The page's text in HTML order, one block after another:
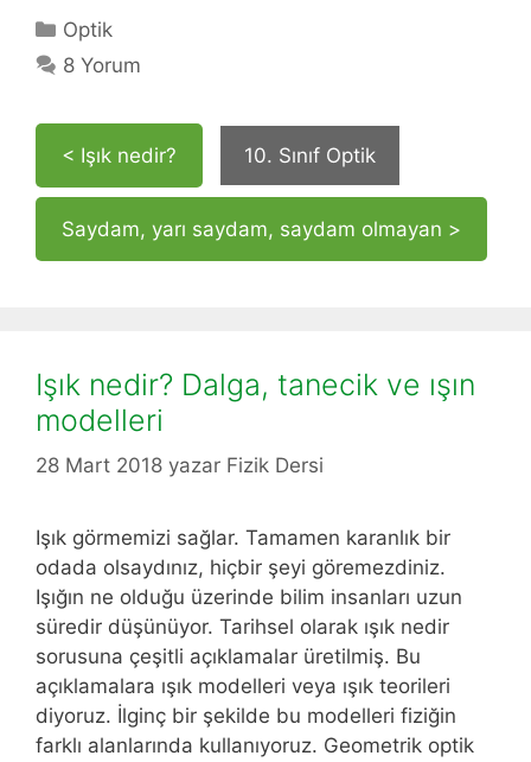
Kategoriler
Optik
8 Yorum
< Işık nedir? 10. Sınıf Optik
Saydam, yarı saydam, saydam olmayan >
Işık nedir? Dalga, tanecik ve ışın
modelleri
28 Mart 2018 yazar Fizik Dersi
Işık görmemizi sağlar. Tamamen karanlık bir
odada olsaydınız, hiçbir şeyi göremezdiniz.
Işığın ne olduğu üzerinde bilim insanları uzun
süredir düşünüyor. Tarihsel olarak ışık nedir
sorusuna çeşitli açıklamalar üretilmiş. Bu
açıklamalara ışık modelleri veya ışık teorileri
diyoruz. İlginç bir şekilde bu modelleri fiziğin
farklı alanlarında kullanıyoruz. Geometrik optik